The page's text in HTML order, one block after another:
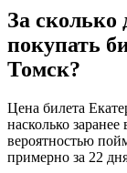
За сколько
покупать
Томск?
Цена билета
насколько
вероятностью
примерно за 22